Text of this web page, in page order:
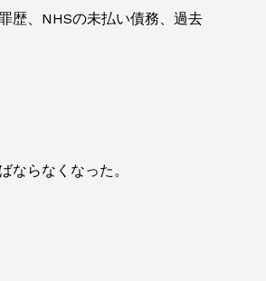
歴、NHSの未払い債務、過去
らなくなった。